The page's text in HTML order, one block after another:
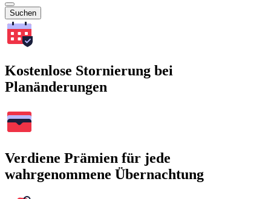
Suchen
Kostenlose Stornierung bei
Planänderungen
Verdiene Prämien für jede
wahrgenommene Übernachtung